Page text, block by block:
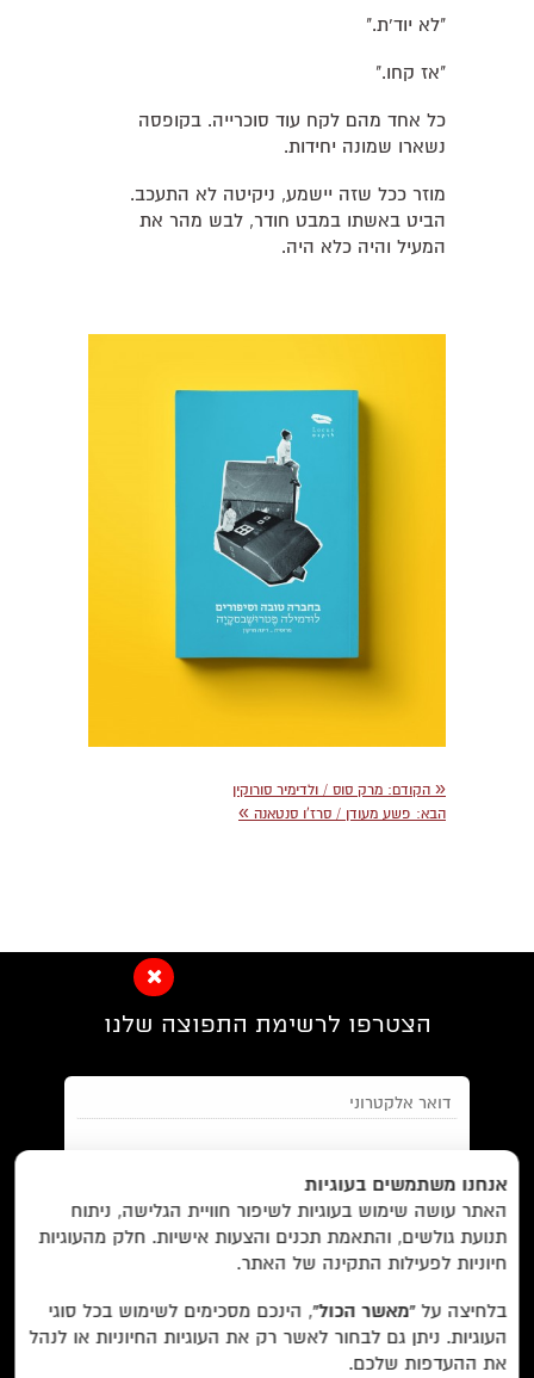
"לא יוד'ת."
"אז קחו."
כל אחד מהם לקח עוד סוכרייה. בקופסה
נשארו שמונה יחידות.
מוזר ככל שזה יישמע, ניקיטה לא התעכב.
הביט באשתו במבט חודר, לבש מהר את
המעיל והיה כלא היה.
« הקודם: מרק סוס / ולדימיר סורוקין
הבא: פשע מעודן / סרז'ו סנטאנה »
הצטרפו לרשימת התפוצה שלנו
מאשר/ת אתתנאי השימוש והצטרפות למאגר הלקוחות וקבלת
הודעות מאתר זה בלבד (לא ספאם)
EN/
Foreign Rights /
מבצעים /
ביקורות/ על לוקוס/ הסדרות/
הסופרים/
צרו קשר/
עוד באתר:
אנחנו משתמשים בעוגיות
האתר עושה שימוש בעוגיות לשיפור חוויית הגלישה, ניתוח
תנועת גולשים, והתאמת תכנים והצעות אישיות. חלק מהעוגיות
חיוניות לפעילות התקינה של האתר.
בלחיצה על“מאשר הכול”, הינכם מסכימים לשימוש בכל סוגי
העוגיות. ניתן גם לבחור לאשר רק את העוגיות החיוניות או לנהל
את ההעדפות שלכם.